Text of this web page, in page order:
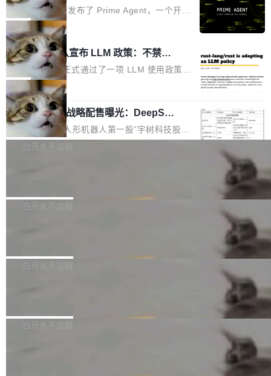
r Day）将在杭州启航。活动面向智能硬件产业
链企业和开发者，邀请行业专家与资深技术顾
问，围绕开源鸿蒙技术能力、设备适配、芯片适
配、功耗与稳定性调优、兼容性测评及统一互联
等内容展开系统讲解和实战交流，帮助企业进一
步了解开源鸿蒙在智能...
opilot coding agent 全部受影响。从检测到完全
恢复，大约 12 小时。 这是 2026 年 8 月的第六
起事故，其中四起与 AI/Copilot 服务相关。 Git
Hub 员工 kdaigle 在 HN 讨论中贴出了一组数
据：2025 年全年 10 亿次 commit。现在，每周
2.75 亿次，全年预计 140 亿次。GitHub...
进的编程 Agent，ARC-AGI 3 超越人类
专家基线
Prime Intellect 发布了 Prime Agent，一个开源
的编程 Agent Harness，核心设计围绕两个抽
象：Recursive Language Model（RLM）和 C
ontinual Harness。在 ARC-AGI 3 基准测试
上，Prime Agent + Opus 5 的组合达到了 95.
5% RHAE Best@1，超过了 ARC 报告的人类专
家基线 95.4%。 不是又一个 coding agent 包装
器 Prime Agent 的架构和市面上大多数 coding
agent 有本质区别。大多数 agent harness 的设
计是基于早期模型的能力—...
局
Rust 项目团队宣布 LLM 政策：不禁
止，但你要承认哪些代码不是你写的
Rust 语言项目正式通过了一项 LLM 使用政策，
覆盖 rust-lang/rust 单一仓库的代码贡献。这不
是项目级别的官方立场，目前由五个团队采纳，
但它可能是主流开源项目中关于 AI 辅助贡献最
细致的一份规则。 政策的核心只有一句话：LLM
可以用来分析、提炼、审阅、建议，但不能用来
不得生成涉及安全性的关键变更，除非作者本身
局
宇树科技 IPO 战略配售曝光：DeepSe
ek 获配 93.3 万股，锁定 36 个月
8月6日晚间，“人形机器人第一股”宇树科技股份
有限公司披露IPO发行价格及战略配售结果，杭
36个月。 公告显示，本次宇树科技战略配售对
员工参与设立的专项资产管理计划。其中，Dee
获配9...
白开水不加糖
Bug fixes and enhancements 修复多次传递同
一个回归问题，该问题导致拉取镜像时会拒绝包
题，该问题可能导致在旧版 Linux 内核...
白开水不加糖
e 孵化器项目管理委员会（IPMC）投票中获得
P）！这一里程碑不仅标志着 Fluss 迈入新的发
白开水不加糖
长期停止内容更新，未能实现其作为“AI版维基百
白开水不加糖